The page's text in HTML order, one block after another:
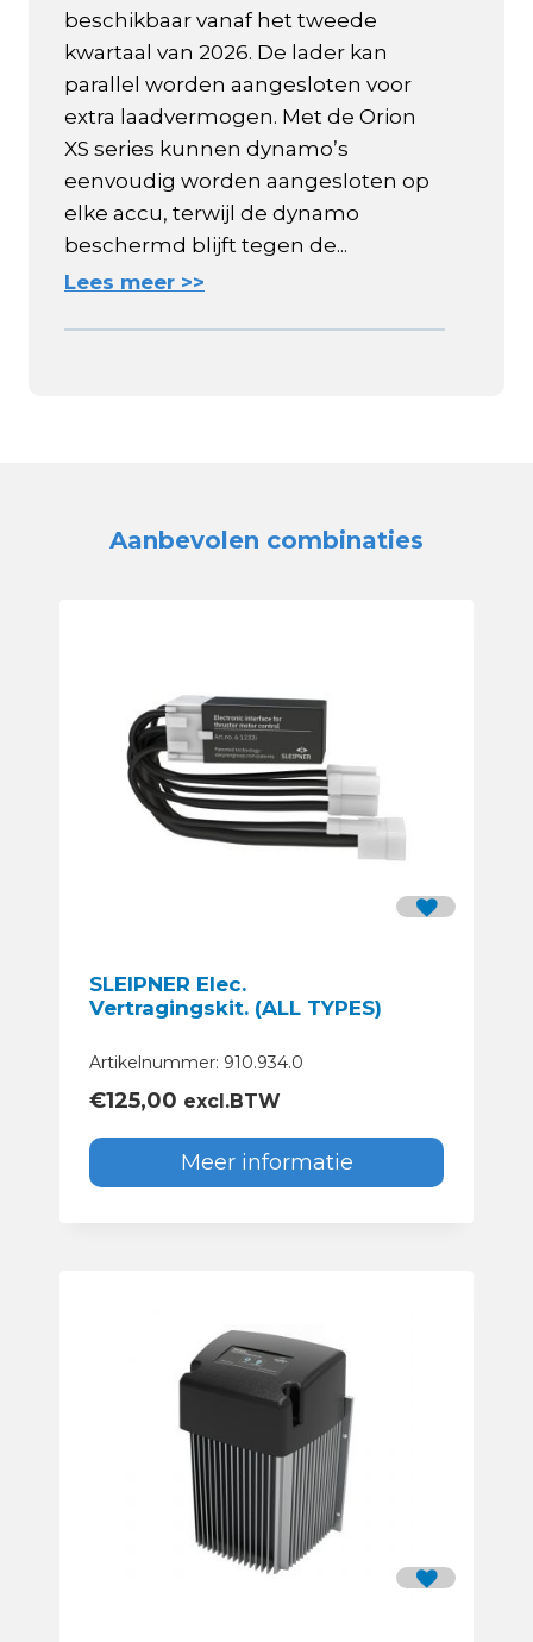
beschikbaar vanaf het tweede
kwartaal van 2026. De lader kan
parallel worden aangesloten voor
extra laadvermogen. Met de Orion
XS series kunnen dynamo’s
eenvoudig worden aangesloten op
elke accu, terwijl de dynamo
beschermd blijft tegen de...
Lees meer >>
Aanbevolen combinaties
SLEIPNER Elec.
Vertragingskit. (ALL TYPES)
Artikelnummer: 910.934.0
€125,00 excl.BTW
Meer informatie